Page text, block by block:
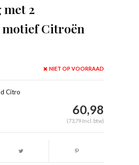
2
motief Citroën
NIET OP VOORRAAD
Citro
60,98
(73,79 Incl. btw)